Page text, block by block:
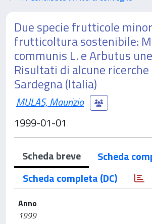
Due specie frutticole
frutticoltura sostenibile:
communis L. e Arbutus
Risultati di alcune
Sardegna (Italia)
MULAS, Maurizio
1999-01-01
Scheda breve
Scheda
Scheda completa (DC)
Anno
1999